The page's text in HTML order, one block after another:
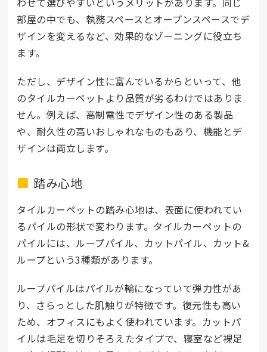
部屋の中でも、執務スペースとオープンスペースでデ
ザインを変えるなど、効果的なゾーニングに役立ち
ます。
ただし、デザイン性に富んでいるからといって、他
のタイルカーペットより品質が劣るわけではありま
せん。例えば、高制電性でデザイン性のある製品
や、耐久性の高いおしゃれなものもあり、機能とデ
ザインは両立します。
踏み心地
タイルカーペットの踏み心地は、表面に使われてい
るパイルの形状で変わります。タイルカーペットの
パイルには、ループパイル、カットパイル、カット&
ループという3種類があります。
ループパイルはパイルが輪になっていて弾力性があ
り、さらっとした肌触りが特徴です。復元性も高い
ため、オフィスにもよく使われています。カットパ
イルは毛足を切りそろえたタイプで、寝室など裸足